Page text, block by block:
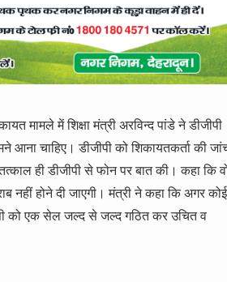
मामले में शिक्षा मंत्री अरविन्द पांडे ने डीजीपी
चाहिए। डीजीपी को शिकायतकर्ता की
ही डीजीपी से फोन पर बात की। कहा कि
नहीं होने दी जाएगी। मंत्री ने कहा कि अगर कोई
को एक सेल जल्द से जल्द गठित कर उचित व